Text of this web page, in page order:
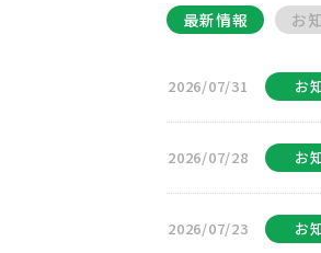
最新情報 お
2026/07/31 お
2026/07/28 お
2026/07/23 お